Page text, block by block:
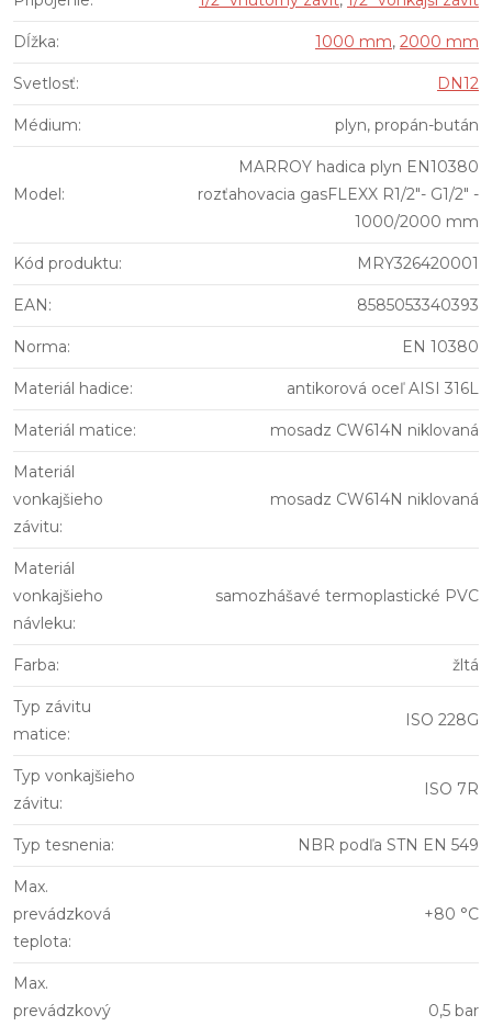
Dĺžka: 1000 mm, 2000 mm
Svetlosť: DN12
Médium: plyn, propán-bután
Model:
MARROY hadica plyn EN10380
rozťahovacia gasFLEXX R1/2"- G1/2" -
1000/2000 mm
Kód produktu: MRY326420001
EAN: 8585053340393
Norma: EN 10380
Materiál hadice: antikorová oceľ AISI 316L
Materiál matice: mosadz CW614N niklovaná
Materiál
vonkajšieho
závitu:
mosadz CW614N niklovaná
Materiál
vonkajšieho
návleku:
samozhášavé termoplastické PVC
Farba: žltá
Typ závitu
matice:
ISO 228G
Typ vonkajšieho
závitu:
ISO 7R
Typ tesnenia: NBR podľa STN EN 549
Max.
prevádzková
teplota:
+80 °C
Max.
prevádzkový
0,5 bar